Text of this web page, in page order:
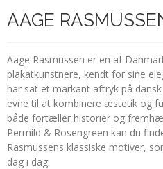
AAGE
Aage Rasmussen er en af
plakatkunstnere, kendt for sine
har sat et markant aftryk på
evne til at kombinere æstetik og
både fortæller historier og
Permild & Rosengreen kan du
Rasmussens klassiske motiver,
dag i dag.